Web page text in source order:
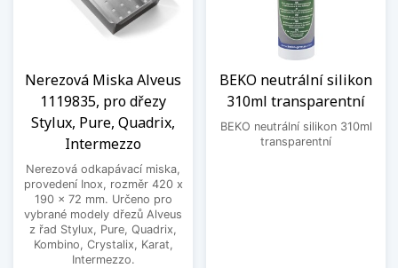
Nerezová Miska Alveus
1119835, pro dřezy
Stylux, Pure, Quadrix,
Intermezzo
Nerezová odkapávací miska,
provedení Inox, rozměr 420 x
190 x 72 mm. Určeno pro
vybrané modely dřezů Alveus
z řad Stylux, Pure, Quadrix,
Kombino, Crystalix, Karat,
Intermezzo.
BEKO neutrální silikon
310ml transparentní
BEKO neutrální silikon 310ml
transparentní